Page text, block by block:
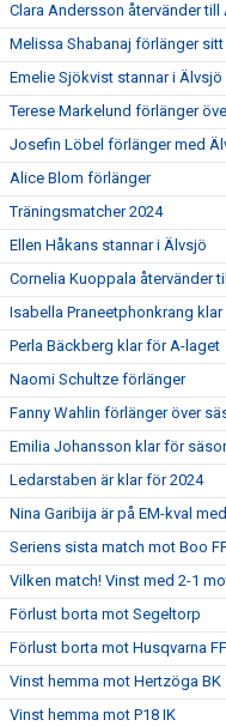
Clara Andersson återvänder till
Melissa Shabanaj förlänger sitt
Emelie Sjökvist stannar i Älvsjö
Terese Markelund förlänger
Josefin Löbel förlänger med
Alice Blom förlänger
Träningsmatcher 2024
Ellen Håkans stannar i Älvsjö
Cornelia Kuoppala återvänder
Isabella Praneetphonkrang
Perla Bäckberg klar för A-laget
Naomi Schultze förlänger
Fanny Wahlin förlänger över
Emilia Johansson klar för
Ledarstaben är klar för 2024
Nina Garibija är på EM-kval
Seriens sista match mot Boo
Vilken match! Vinst med 2-1
Förlust borta mot Segeltorp
Förlust borta mot Husqvarna FF
Vinst hemma mot Hertzöga BK
Vinst hemma mot P18 IK